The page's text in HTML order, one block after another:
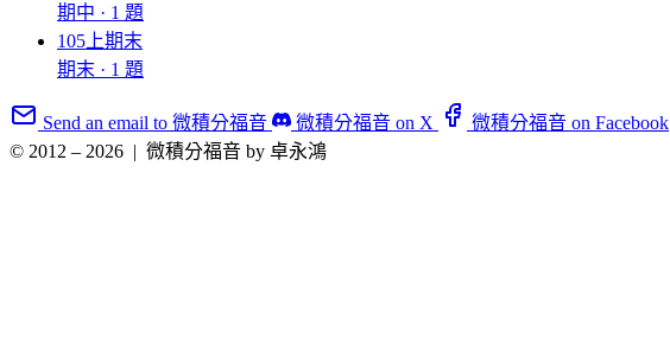
期中 · 1 題
105上期末
期末 · 1 題
Send an email to 微積分福音 微積分福音 on X
微積分福音 on Facebook
© 2012 – 2026 | 微積分福音 by 卓永鴻